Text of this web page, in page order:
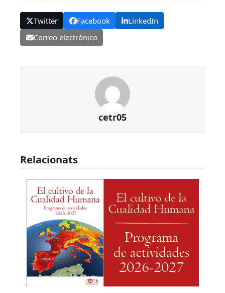
Twitter Facebook
LinkedIn
Correo electrónico
cetr05
Relacionats